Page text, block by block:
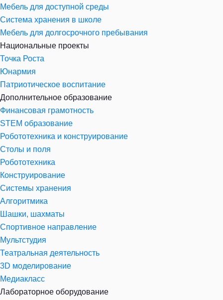
Мебель для доступной среды
Система хранения в школе
Мебель для долгосрочного пребывания
Национальные проекты
Точка Роста
Юнармия
Патриотическое воспитание
Дополнительное образование
Финансовая грамотность
STEM образование
Робототехника и конструирование
Столы и поля
Робототехника
Конструирование
Системы хранения
Алгоритмика
Шашки, шахматы
Спортивное направление
Мультстудия
Театральная деятельность
3D моделирование
Медиакласс
Лабораторное оборудование